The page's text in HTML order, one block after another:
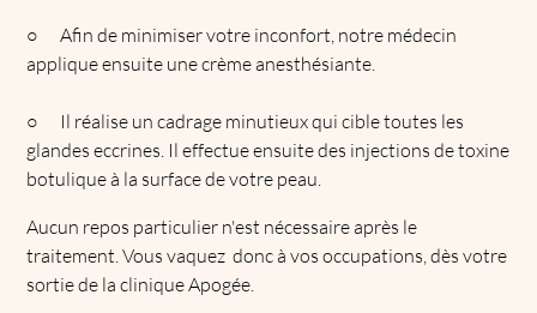
○ Afin de minimiser votre inconfort, notre médecin
applique ensuite une crème anesthésiante.
○ Il réalise un cadrage minutieux qui cible toutes les
glandes eccrines. Il effectue ensuite des injections de toxine
botulique à la surface de votre peau.
Aucun repos particulier n'est nécessaire après le
traitement. Vous vaquez donc à vos occupations, dès votre
sortie de la clinique Apogée.